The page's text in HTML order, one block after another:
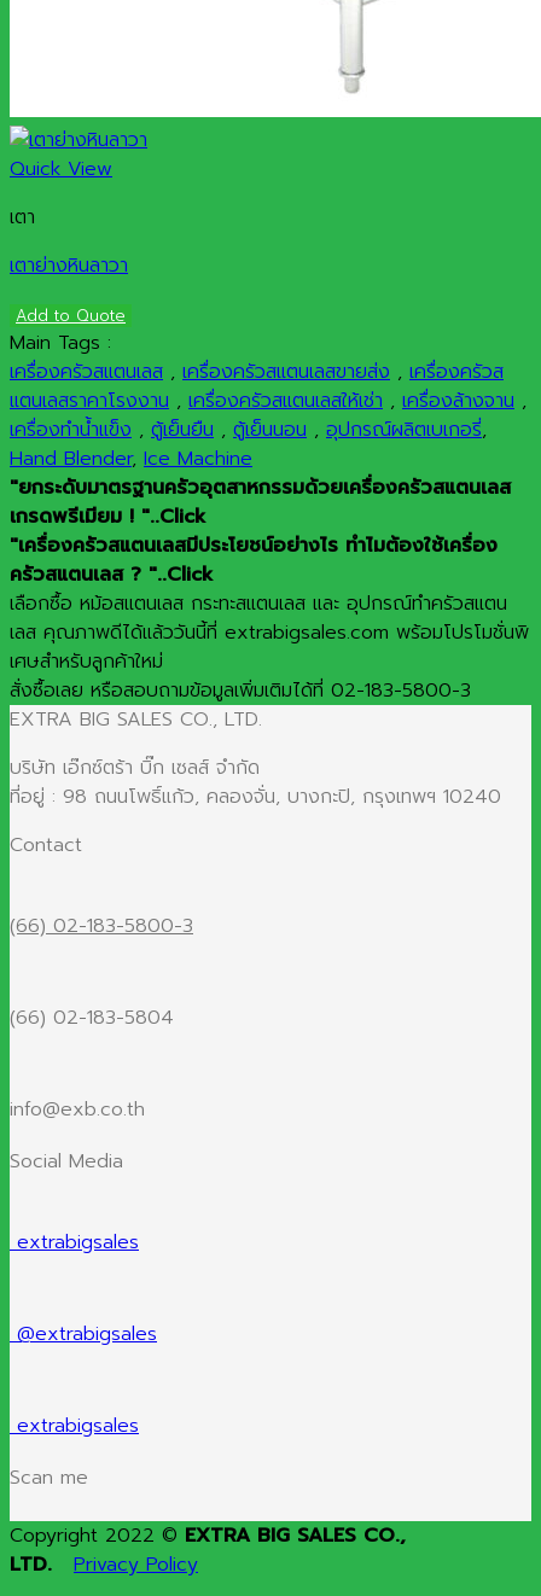
Quick View
เตา
เตาย่างหินลาวา
Add to Quote
Main Tags :
เครื่องครัวสแตนเลส , เครื่องครัวสแตนเลสขายส่ง , เครื่องครัวส
แตนเลสราคาโรงงาน , เครื่องครัวสแตนเลสให้เช่า , เครื่องล้างจาน ,
เครื่องทำน้ำแข็ง , ตู้เย็นยืน , ตู้เย็นนอน , อุปกรณ์ผลิตเบเกอรี่,
Hand Blender, Ice Machine
"ยกระดับมาตรฐานครัวอุตสาหกรรมด้วยเครื่องครัวสแตนเลส
เกรดพรีเมียม ! "..Click
"เครื่องครัวสแตนเลสมีประโยชน์อย่างไร ทำไมต้องใช้เครื่อง
ครัวสแตนเลส ? "..Click
เลือกซื้อ หม้อสแตนเลส กระทะสแตนเลส และ อุปกรณ์ทำครัวสแตน
เลส คุณภาพดีได้แล้ววันนี้ที่ extrabigsales.com พร้อมโปรโมชั่นพิ
เศษสำหรับลูกค้าใหม่
สั่งซื้อเลย หรือสอบถามข้อมูลเพิ่มเติมได้ที่ 02-183-5800-3
EXTRA BIG SALES CO., LTD.
บริษัท เอ๊กซ์ตร้า บิ๊ก เซลส์ จำกัด
ที่อยู่ : 98 ถนนโพธิ์แก้ว, คลองจั่น, บางกะปิ, กรุงเทพฯ 10240
Contact
(66) 02-183-5800-3
(66) 02-183-5804
info@exb.co.th
Social Media
extrabigsales
@extrabigsales
extrabigsales
Scan me
Copyright 2022 © EXTRA BIG SALES CO.,
LTD.
Privacy Policy